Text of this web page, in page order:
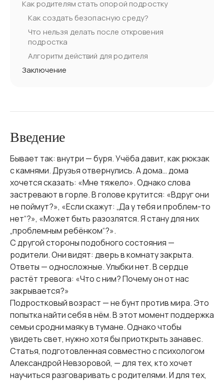
Как родителям стать опорой подростку
Как создать безопасную среду?
Что нельзя делать после откровения
подростка
Алгоритм действий для родителя
Заключение
Введение
Бывает так: внутри — буря. Учёба давит, как рюкзак
с камнями. Друзья отвернулись. А дома… дома
хочется сказать: «Мне тяжело». Однако слова
застревают в горле. В голове крутится: «Вдруг они
не поймут?», «Если скажут: „Да у тебя и проблем-то
нет“?», «Может быть разозлятся. Я стану для них
„проблемным ребёнком“?».
С другой стороны подобного состояния —
родители. Они видят: дверь в комнату закрыта.
Ответы — односложные. Улыбки нет. В сердце
растёт тревога: «Что с ним? Почему он от нас
закрывается?»
Подростковый возраст — не бунт против мира. Это
попытка найти себя в нём. В этот момент поддержка
семьи сродни маяку в тумане. Однако чтобы
увидеть свет, нужно хотя бы приоткрыть занавес.
Статья, подготовленная совместно с психологом
Александрой Невзоровой, — для тех, кто хочет
научиться разговаривать с родителями. И для тех,